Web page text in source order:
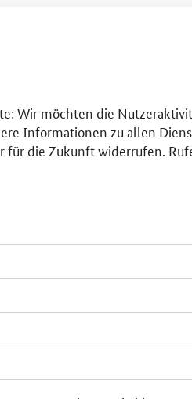
Wir möchten die
Informationen zu allen
die Zukunft widerrufen.